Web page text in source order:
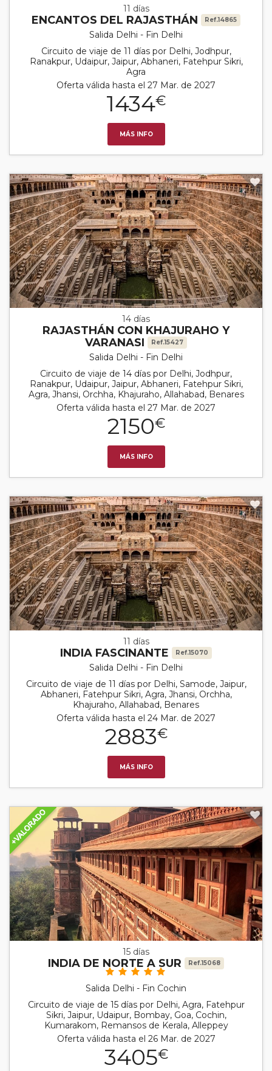
11 días
ENCANTOS DEL RAJASTHÁN Ref.14865
Salida Delhi - Fin Delhi
Circuito de viaje de 11 días por Delhi, Jodhpur,
Ranakpur, Udaipur, Jaipur, Abhaneri, Fatehpur Sikri,
Agra
Oferta válida hasta el 27 Mar. de 2027
1434€
MÁS INFO
14 días
RAJASTHÁN CON KHAJURAHO Y
VARANASI
Ref.15427
Salida Delhi - Fin Delhi
Circuito de viaje de 14 días por Delhi, Jodhpur,
Ranakpur, Udaipur, Jaipur, Abhaneri, Fatehpur Sikri,
Agra, Jhansi, Orchha, Khajuraho, Allahabad, Benares
Oferta válida hasta el 27 Mar. de 2027
2150€
MÁS INFO
11 días
INDIA FASCINANTE Ref.15070
Salida Delhi - Fin Delhi
Circuito de viaje de 11 días por Delhi, Samode, Jaipur,
Abhaneri, Fatehpur Sikri, Agra, Jhansi, Orchha,
Khajuraho, Allahabad, Benares
Oferta válida hasta el 24 Mar. de 2027
2883€
MÁS INFO
15 días
INDIA DE NORTE A SUR Ref.15068
Salida Delhi - Fin Cochin
Circuito de viaje de 15 días por Delhi, Agra, Fatehpur
Sikri, Jaipur, Udaipur, Bombay, Goa, Cochin,
Kumarakom, Remansos de Kerala, Alleppey
Oferta válida hasta el 26 Mar. de 2027
3405€